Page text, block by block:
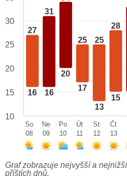
27
16
31
16
20
25
17
25
13
28
15
30
25
20
15
10
So
08
Ne
09
Po
10
Út
11
St
12
Čt
13
Graf zobrazuje nejvyšší a
příštích dnů.